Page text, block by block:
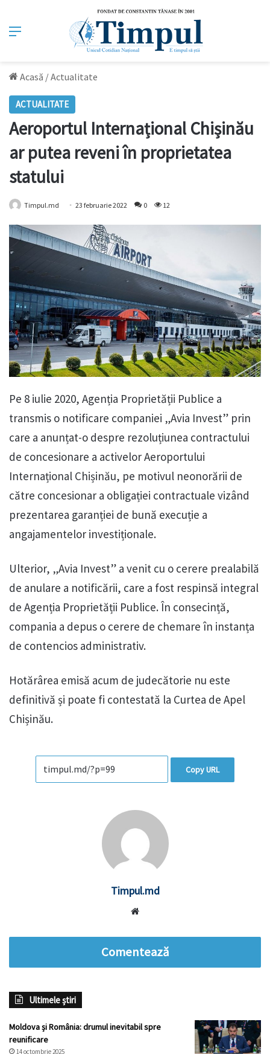
Meniu
Acasă /Actualitate
ACTUALITATE
Aeroportul Internațional Chișinău
ar putea reveni în proprietatea
statului
Timpul.md 23 februarie 2022 0 12
Pe 8 iulie 2020, Agenția Proprietății Publice a
transmis o notificare companiei „Avia Invest” prin
care a anunțat-o despre rezoluțiunea contractului
de concesionare a activelor Aeroportului
Internațional Chișinău, pe motivul neonorării de
către concesionar a obligației contractuale vizând
prezentarea garanției de bună execuție a
angajamentelor investiționale.
Ulterior, „Avia Invest” a venit cu o cerere prealabilă
de anulare a notificării, care a fost respinsă integral
de Agenția Proprietății Publice. În consecință,
compania a depus o cerere de chemare în instanța
de contencios administrativ.
Hotărârea emisă acum de judecătorie nu este
definitivă și poate fi contestată la Curtea de Apel
Chișinău.
Copy URL
Timpul.md
Comentează
Ultimele știri
Moldova și România: drumul inevitabil spre
reunificare
14 octombrie 2025